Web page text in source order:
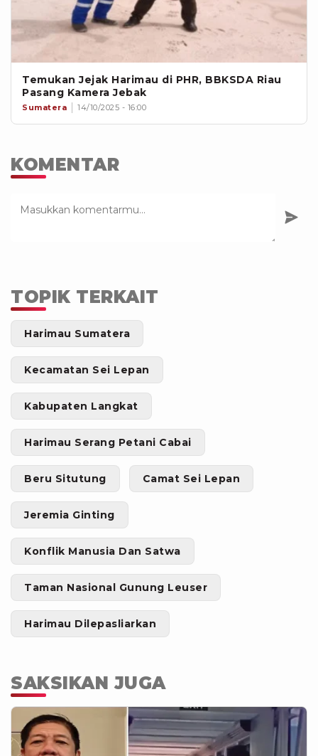
Temukan Jejak Harimau di PHR, BBKSDA Riau
Pasang Kamera Jebak
Sumatera 14/10/2025 - 16:00
KOMENTAR
TOPIK TERKAIT
Harimau Sumatera
Kecamatan Sei Lepan
Kabupaten Langkat
Harimau Serang Petani Cabai
Beru Situtung Camat Sei Lepan
Jeremia Ginting
Konflik Manusia Dan Satwa
Taman Nasional Gunung Leuser
Harimau Dilepasliarkan
SAKSIKAN JUGA